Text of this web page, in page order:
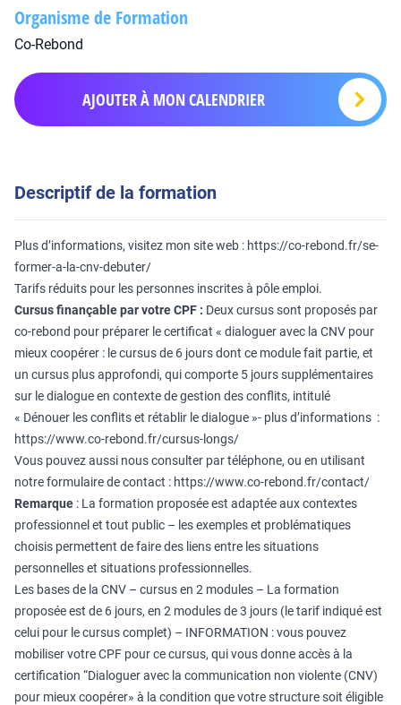
Organisme de Formation
Co-Rebond
AJOUTER À MON CALENDRIER
Descriptif de la formation
Plus d’informations, visitez mon site web : https://co-rebond.fr/se-
former-a-la-cnv-debuter/
Tarifs réduits pour les personnes inscrites à pôle emploi.
Cursus finançable par votre CPF : Deux cursus sont proposés par
co-rebond pour préparer le certificat « dialoguer avec la CNV pour
mieux coopérer : le cursus de 6 jours dont ce module fait partie, et
un cursus plus approfondi, qui comporte 5 jours supplémentaires
sur le dialogue en contexte de gestion des conflits, intitulé
« Dénouer les conflits et rétablir le dialogue »- plus d’informations :
https://www.co-rebond.fr/cursus-longs/
Vous pouvez aussi nous consulter par téléphone, ou en utilisant
notre formulaire de contact : https://www.co-rebond.fr/contact/
Remarque : La formation proposée est adaptée aux contextes
professionnel et tout public – les exemples et problématiques
choisis permettent de faire des liens entre les situations
personnelles et situations professionnelles.
Les bases de la CNV – cursus en 2 modules – La formation
proposée est de 6 jours, en 2 modules de 3 jours (le tarif indiqué est
celui pour le cursus complet) – INFORMATION : vous pouvez
mobiliser votre CPF pour ce cursus, qui vous donne accès à la
certification “Dialoguer avec la communication non violente (CNV)
pour mieux coopérer» à la condition que votre structure soit éligible